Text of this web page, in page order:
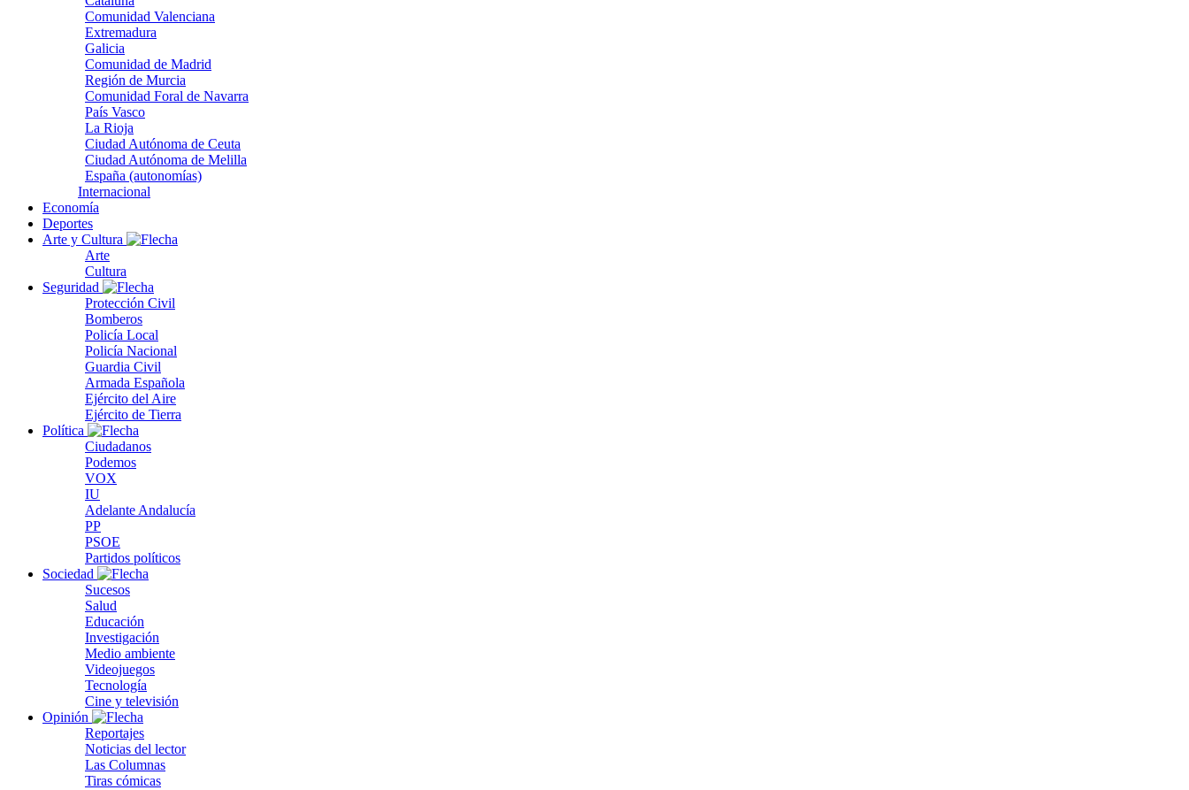
Comunidad Valenciana
Extremadura
Galicia
Comunidad de Madrid
Región de Murcia
Comunidad Foral de Navarra
País Vasco
La Rioja
Ciudad Autónoma de Ceuta
Ciudad Autónoma de Melilla
España (autonomías)
Internacional
Economía
Deportes
Arte y Cultura
Arte
Cultura
Seguridad
Protección Civil
Bomberos
Policía Local
Policía Nacional
Guardia Civil
Armada Española
Ejército del Aire
Ejército de Tierra
Política
Ciudadanos
Podemos
VOX
IU
Adelante Andalucía
PP
PSOE
Partidos políticos
Sociedad
Sucesos
Salud
Educación
Investigación
Medio ambiente
Videojuegos
Tecnología
Cine y televisión
Opinión
Reportajes
Noticias del lector
Las Columnas
Tiras cómicas